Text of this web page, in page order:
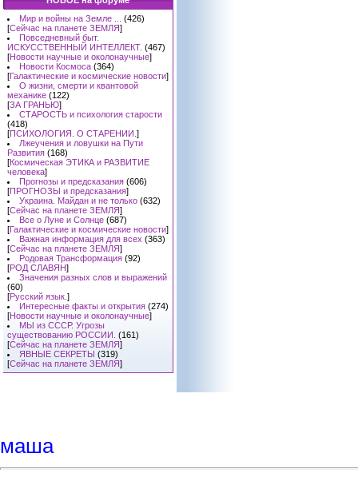
Мир и войны на Земле ...
(426)
[Сейчас на планете ЗЕМЛЯ]
Повседневный быт.
ИСКУССТВЕННЫЙ ИНТЕЛЛЕКТ. (467)
[Новости научные и околонаучные]
Новости Космоса (364)
[Галактические и космические новости]
О жизни, смерти и квантовой
механике (122)
[ЗА ГРАНЬЮ]
СТАРОСТЬ и психология старости
(418)
[ПСИХОЛОГИЯ. О СТАРЕНИИ. ]
Лжеучения и ловушки на Пути
Развития (168)
[Космическая ЭТИКА и РАЗВИТИЕ
человека]
Прогнозы и предсказания (606)
[ПРОГНОЗЫ и предсказания]
Украина. Майдан и не только (632)
[Сейчас на планете ЗЕМЛЯ]
Все о Луне и Солнце (687)
[Галактические и космические новости]
Важная информация для всех (363)
[Сейчас на планете ЗЕМЛЯ]
Родовая Трансформация (92)
[РОД СЛАВЯН]
Значения разных слов и выражений
(60)
[Русский язык. ]
Интересные факты и открытия (274)
[Новости научные и околонаучные]
МЫ из СССР. Угрозы
существованию РОССИИ. (161)
[Сейчас на планете ЗЕМЛЯ]
ЯВНЫЕ СЕКРЕТЫ (319)
[Сейчас на планете ЗЕМЛЯ]
маша